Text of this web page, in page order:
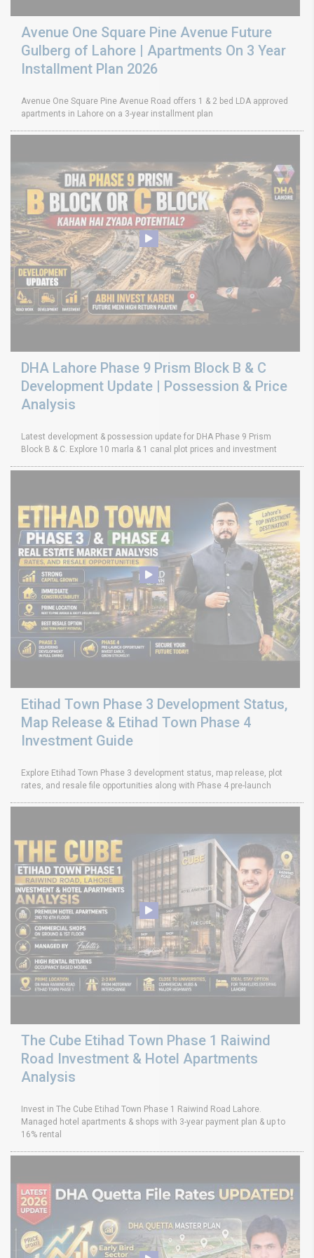
Avenue One Square Pine Avenue Future
Gulberg of Lahore | Apartments On 3 Year
Installment Plan 2026
Avenue One Square Pine Avenue Road offers 1 & 2 bed LDA approved
apartments in Lahore on a 3-year installment plan
DHA Lahore Phase 9 Prism Block B & C
Development Update | Possession & Price
Analysis
Latest development & possession update for DHA Phase 9 Prism
Block B & C. Explore 10 marla & 1 canal plot prices and investment
Etihad Town Phase 3 Development Status,
Map Release & Etihad Town Phase 4
Investment Guide
Explore Etihad Town Phase 3 development status, map release, plot
rates, and resale file opportunities along with Phase 4 pre-launch
The Cube Etihad Town Phase 1 Raiwind
Road Investment & Hotel Apartments
Analysis
Invest in The Cube Etihad Town Phase 1 Raiwind Road Lahore.
Managed hotel apartments & shops with 3-year payment plan & up to
16% rental